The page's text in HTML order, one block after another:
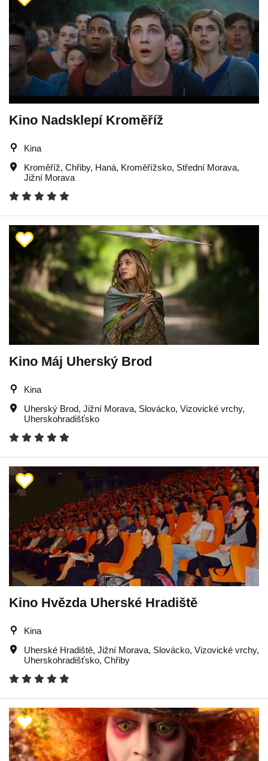
Kino Nadsklepí Kroměříž
Kina
Kroměříž, Chřiby, Haná, Kroměřížsko, Střední Morava,
Jižní Morava
Kino Máj Uherský Brod
Kina
Uherský Brod, Jižní Morava, Slovácko, Vizovické vrchy,
Uherskohradišťsko
Kino Hvězda Uherské Hradiště
Kina
Uherské Hradiště, Jižní Morava, Slovácko, Vizovické vrchy,
Uherskohradišťsko, Chřiby